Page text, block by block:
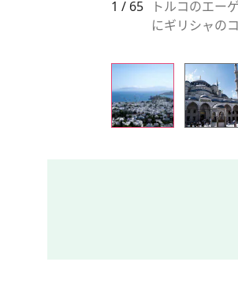
1 / 65
トルコのエー
にギリシャの